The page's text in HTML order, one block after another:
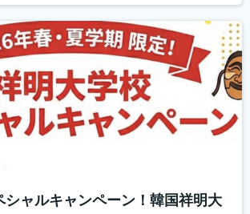
シャルキャンペーン！韓国祥明大